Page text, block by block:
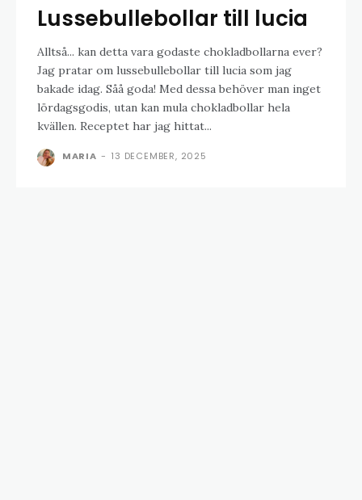
Lussebullebollar till lucia
Alltså... kan detta vara godaste chokladbollarna ever?
Jag pratar om lussebullebollar till lucia som jag
bakade idag. Såå goda! Med dessa behöver man inget
lördagsgodis, utan kan mula chokladbollar hela
kvällen. Receptet har jag hittat...
MARIA - 13 DECEMBER, 2025